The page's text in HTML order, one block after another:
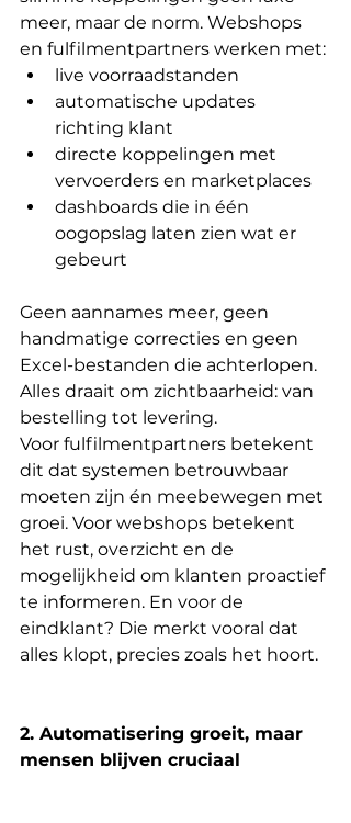
meer, maar de norm. Webshops
en fulfilmentpartners werken met:
live voorraadstanden
automatische updates
richting klant
directe koppelingen met
vervoerders en marketplaces
dashboards die in één
oogopslag laten zien wat er
gebeurt
Geen aannames meer, geen
handmatige correcties en geen
Excel-bestanden die achterlopen.
Alles draait om zichtbaarheid: van
bestelling tot levering.
Voor fulfilmentpartners betekent
dit dat systemen betrouwbaar
moeten zijn én meebewegen met
groei. Voor webshops betekent
het rust, overzicht en de
mogelijkheid om klanten proactief
te informeren. En voor de
eindklant? Die merkt vooral dat
alles klopt, precies zoals het hoort.
2. Automatisering groeit, maar
mensen blijven cruciaal